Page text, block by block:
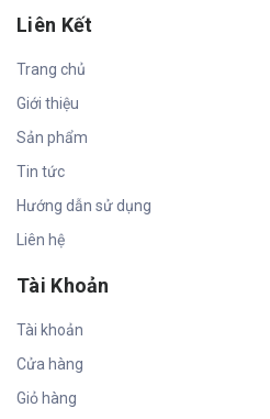
Liên Kết
Trang chủ
Giới thiệu
Sản phẩm
Tin tức
Hướng dẫn sử dụng
Liên hệ
Tài Khoản
Tài khoản
Cửa hàng
Giỏ hàng